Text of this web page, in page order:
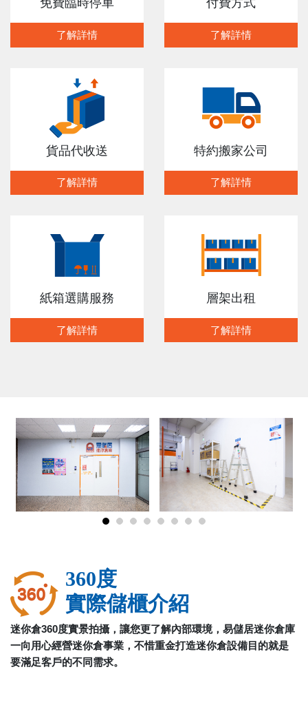
免費臨時停車
了解詳情
付費方式
了解詳情
貨品代收送
了解詳情
特約搬家公司
了解詳情
紙箱選購服務
了解詳情
層架出租
了解詳情
360度
實際儲櫃介紹
迷你倉360度實景拍攝，讓您更了解內部環境，易儲居迷你倉庫
一向用心經營迷你倉事業，不惜重金打造迷你倉設備目的就是
要滿足客戶的不同需求。